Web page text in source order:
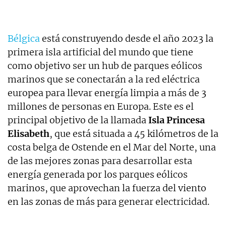
Bélgicaestá construyendo desde el año 2023 la
primera isla artificial del mundo que tiene
como objetivo ser un hub de parques eólicos
marinos que se conectarán a la red eléctrica
europea para llevar energía limpia a más de 3
millones de personas en Europa. Este es el
principal objetivo de la llamadaIsla Princesa
Elisabeth, que está situada a 45 kilómetros de la
costa belga de Ostende en el Mar del Norte, una
de las mejores zonas para desarrollar esta
energía generada por los parques eólicos
marinos, que aprovechan la fuerza del viento
en las zonas de más para generar electricidad.